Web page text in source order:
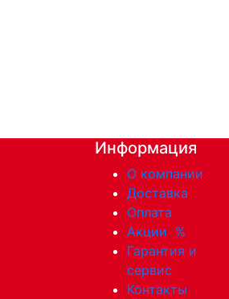
Информация
О компании
Доставка
Оплата
Акции %
Гарантия и
сервис
Контакты